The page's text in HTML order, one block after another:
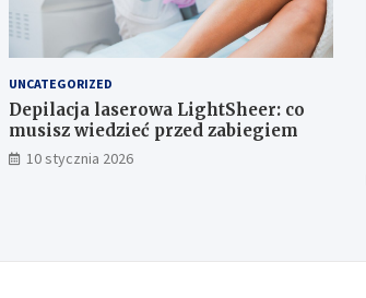
UNCATEGORIZED
Depilacja laserowa LightSheer: co
musisz wiedzieć przed zabiegiem
10 stycznia 2026